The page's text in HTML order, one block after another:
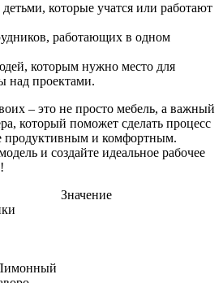
которые учатся или работают
работающих в одном
которым нужно место для
над проектами.
– это не просто мебель, а важный
который поможет сделать процесс
продуктивным и комфортным.
и создайте идеальное рабочее
Значение